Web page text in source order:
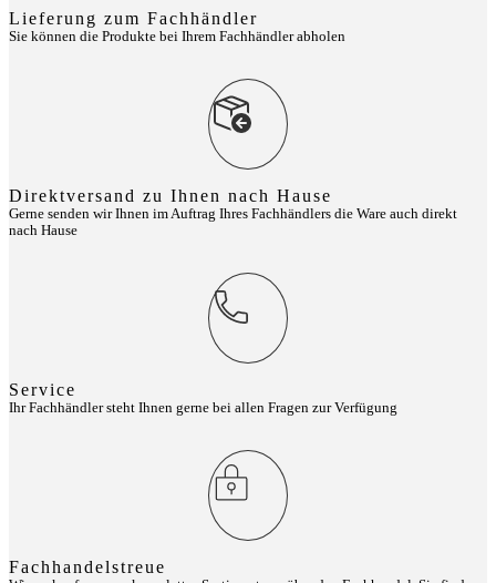
Lieferung zum Fachhändler
Sie können die Produkte bei Ihrem Fachhändler abholen
Direktversand zu Ihnen nach Hause
Gerne senden wir Ihnen im Auftrag Ihres Fachhändlers die Ware auch direkt
nach Hause
Service
Ihr Fachhändler steht Ihnen gerne bei allen Fragen zur Verfügung
Fachhandelstreue